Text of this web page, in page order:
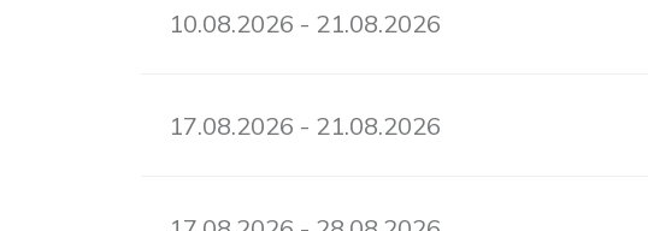
10.08.2026 - 21.08.2026
17.08.2026 - 21.08.2026